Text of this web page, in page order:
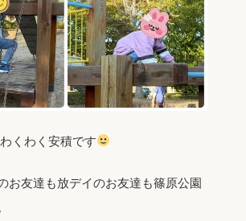
くわく安積です
お友達も放デイのお友達も篠原公園